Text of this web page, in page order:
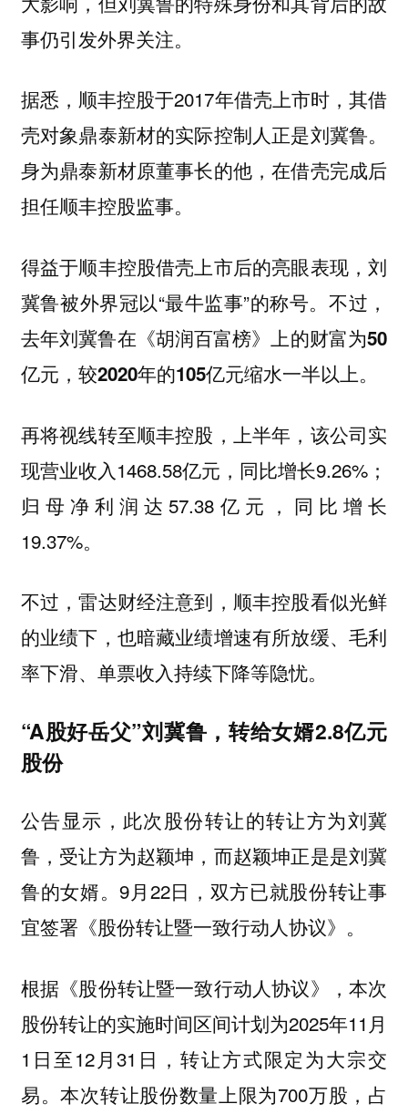
事仍引发外界关注。
据悉，顺丰控股于2017年借壳上市时，其借
壳对象鼎泰新材的实际控制人正是刘冀鲁。
身为鼎泰新材原董事长的他，在借壳完成后
担任顺丰控股监事。
得益于顺丰控股借壳上市后的亮眼表现，刘
冀鲁被外界冠以“最牛监事”的称号。 不过，
去年刘冀鲁在《胡润百富榜》上的财富为50
亿元，较2020年的105亿元缩水一半以上。
再将视线转至顺丰控股，上半年，该公司实
现营业收入1468.58亿元，同比增长9.26%；
归母净利润达57.38亿元，同比增长
19.37%。
不过，雷达财经注意到，顺丰控股看似光鲜
的业绩下，也暗藏业绩增速有所放缓、毛利
率下滑、单票收入持续下降等隐忧。
“A股好岳父”刘冀鲁，转给女婿2.8亿元
股份
公告显示，此次股份转让的转让方为刘冀
鲁，受让方为赵颖坤，而赵颖坤正是是刘冀
鲁的女婿。9月22日，双方已就股份转让事
宜签署《股份转让暨一致行动人协议》。
根据《股份转让暨一致行动人协议》，本次
股份转让的实施时间区间计划为2025年11月
1日至12月31日，转让方式限定为大宗交
易。本次转让股份数量上限为700万股，占